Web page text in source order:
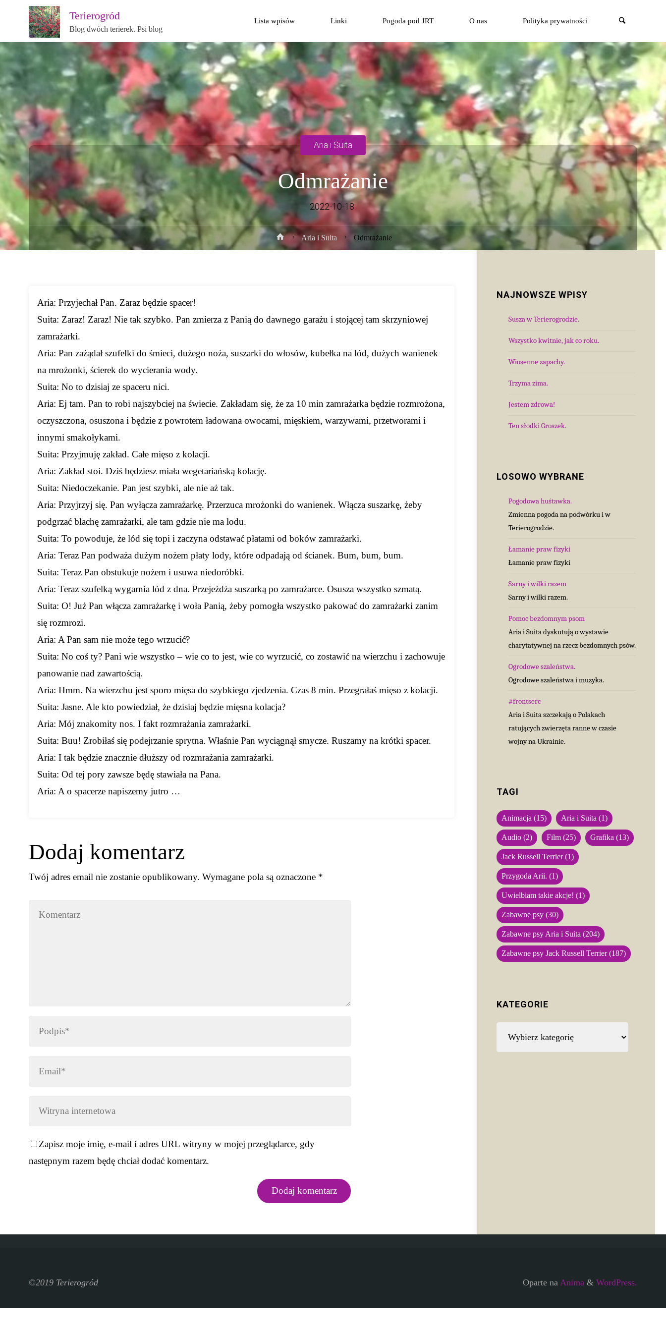
Terierogród
Blog dwóch terierek. Psi blog
do
Lista wpisów Linki Pogoda pod JRT O nas Polityka prywatności
Odmrażanie
2022-10-18
Aria i Suita
Strona
główna
Aria i Suita Odmrażanie
Aria: Przyjechał Pan. Zaraz będzie spacer!
Suita: Zaraz! Zaraz! Nie tak szybko. Pan zmierza z Panią do dawnego garażu i stojącej tam skrzyniowej
zamrażarki.
Aria: Pan zażądał szufelki do śmieci, dużego noża, suszarki do włosów, kubełka na lód, dużych wanienek
na mrożonki, ścierek do wycierania wody.
Suita: No to dzisiaj ze spaceru nici.
Aria: Ej tam. Pan to robi najszybciej na świecie. Zakładam się, że za 10 min zamrażarka będzie rozmrożona,
oczyszczona, osuszona i będzie z powrotem ładowana owocami, mięskiem, warzywami, przetworami i
innymi smakołykami.
Suita: Przyjmuję zakład. Całe mięso z kolacji.
Aria: Zakład stoi. Dziś będziesz miała wegetariańską kolację.
Suita: Niedoczekanie. Pan jest szybki, ale nie aż tak.
Aria: Przyjrzyj się. Pan wyłącza zamrażarkę. Przerzuca mrożonki do wanienek. Włącza suszarkę, żeby
podgrzać blachę zamrażarki, ale tam gdzie nie ma lodu.
Suita: To powoduje, że lód się topi i zaczyna odstawać płatami od boków zamrażarki.
Aria: Teraz Pan podważa dużym nożem płaty lody, które odpadają od ścianek. Bum, bum, bum.
Suita: Teraz Pan obstukuje nożem i usuwa niedoróbki.
Aria: Teraz szufelką wygarnia lód z dna. Przejeżdża suszarką po zamrażarce. Osusza wszystko szmatą.
Suita: O! Już Pan włącza zamrażarkę i woła Panią, żeby pomogła wszystko pakować do zamrażarki zanim
się rozmrozi.
Aria: A Pan sam nie może tego wrzucić?
Suita: No coś ty? Pani wie wszystko – wie co to jest, wie co wyrzucić, co zostawić na wierzchu i zachowuje
panowanie nad zawartością.
Aria: Hmm. Na wierzchu jest sporo mięsa do szybkiego zjedzenia. Czas 8 min. Przegrałaś mięso z kolacji.
Suita: Jasne. Ale kto powiedział, że dzisiaj będzie mięsna kolacja?
Aria: Mój znakomity nos. I fakt rozmrażania zamrażarki.
Suita: Buu! Zrobiłaś się podejrzanie sprytna. Właśnie Pan wyciągnął smycze. Ruszamy na krótki spacer.
Aria: I tak będzie znacznie dłuższy od rozmrażania zamrażarki.
Suita: Od tej pory zawsze będę stawiała na Pana.
Aria: A o spacerze napiszemy jutro …
Dodaj komentarz
Twój adres email nie zostanie opublikowany. Wymagane pola są oznaczone *
Zapisz moje imię, e-mail i adres URL witryny w mojej przeglądarce, gdy
następnym razem będę chciał dodać komentarz.
NAJNOWSZE WPISY
Susza w Terierogrodzie.
Wszystko kwitnie, jak co roku.
Wiosenne zapachy.
Trzyma zima.
Jestem zdrowa!
Ten słodki Groszek.
LOSOWO WYBRANE
Pogodowa huśtawka.
Zmienna pogoda na podwórku i w
Terierogrodzie.
Łamanie praw fizyki
Łamanie praw fizyki
Sarny i wilki razem
Sarny i wilki razem.
Pomoc bezdomnym psom
Aria i Suita dyskutują o wystawie
charytatywnej na rzecz bezdomnych psów.
Ogrodowe szaleństwa.
Ogrodowe szaleństwa i muzyka.
#frontserc
Aria i Suita szczekają o Polakach
ratujących zwierzęta ranne w czasie
wojny na Ukrainie.
TAGI
Animacja (15) Aria i Suita (1)
Audio (2) Film (25) Grafika (13)
Jack Russell Terrier(1)
Przygoda Arii. (1)
Uwielbiam takie akcje! (1)
Zabawne psy (30)
Zabawne psy Aria i Suita (204)
Zabawne psy Jack Russell Terrier(187)
KATEGORIE
©2019 Terierogród Oparte na Anima & WordPress.